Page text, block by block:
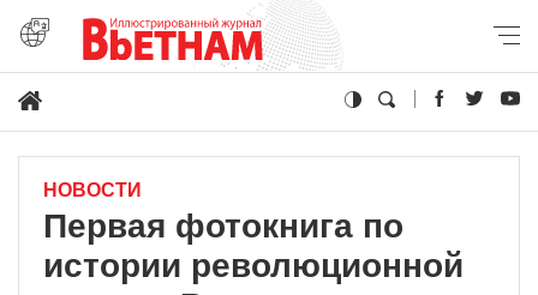
НОВОСТИ
Первая фотокнига по
истории революционной